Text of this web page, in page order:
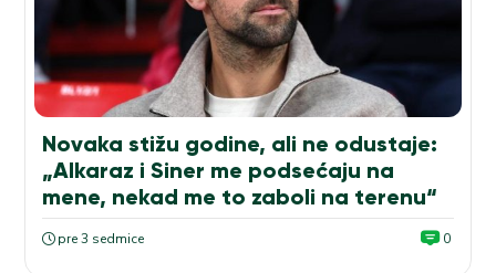
Novaka stižu godine, ali ne odustaje:
„Alkaraz i Siner me podsećaju na
mene, nekad me to zaboli na terenu“
pre 3 sedmice 0